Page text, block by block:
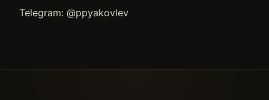
Telegram: @ppyakovlev